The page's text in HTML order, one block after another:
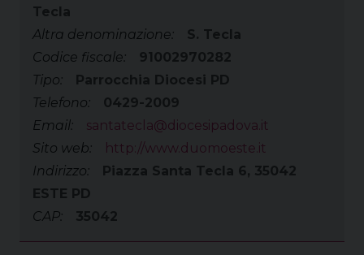
Tecla
Altra denominazione:
S. Tecla
Codice fiscale:
91002970282
Tipo:
Parrocchia Diocesi PD
Telefono:
0429-2009
Email:
santatecla@diocesipadova.it
Sito web:
http://www.duomoeste.it
Indirizzo:
Piazza Santa Tecla 6, 35042
ESTE PD
CAP:
35042